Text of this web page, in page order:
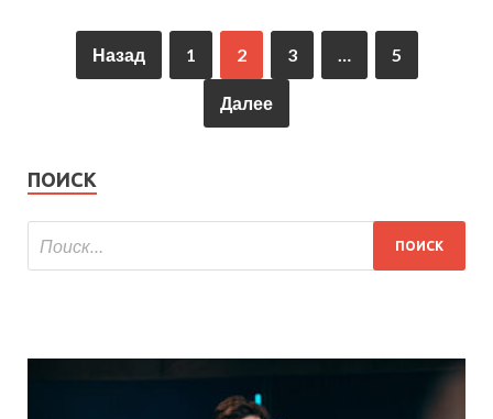
Назад 1 2 3 … 5
Далее
ПОИСК